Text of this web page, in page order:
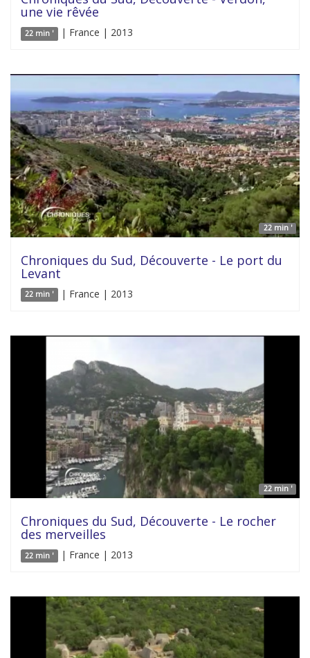
une vie rêvée
22 min ' | France | 2013
22 min '
Chroniques du Sud, Découverte - Le port du
Levant
22 min ' | France | 2013
22 min '
Chroniques du Sud, Découverte - Le rocher
des merveilles
22 min ' | France | 2013